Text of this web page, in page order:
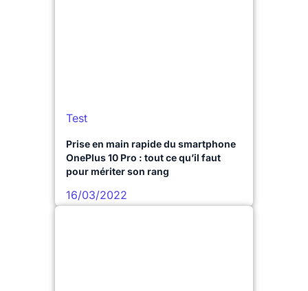
Test
Prise en main rapide du smartphone
OnePlus 10 Pro : tout ce qu’il faut
pour mériter son rang
16/03/2022